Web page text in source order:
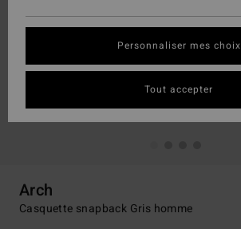
Arch
Casquette snapback Gris homme
Personnaliser mes choix
Tout accepter